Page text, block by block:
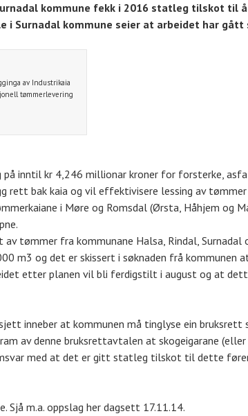
kommune fekk i 2016 statleg tilskot
i Surnadal kommune seier at arbeidet har
av Industrikaia
tømmerlevering
inntil kr 4,246 millionar kroner for forsterke,
bak kaia og vil effektivisere lessing av
i Møre og Romsdal (Ørsta, Håhjem og
tømmer fra kommunane Halsa, Rindal, Surnadal
m3 og det er skissert i søknaden frå
etter planen vil bli ferdigstilt i august og at
inneber at kommunen må tinglyse ein
av denne bruksrettavtalen at skogeigarane
med at det er gitt statleg tilskot til dette
m.a. oppslag her dagsett 17.11.14.